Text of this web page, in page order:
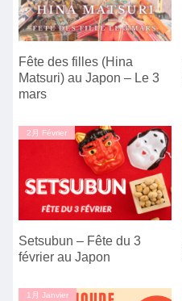
Fête des filles (Hina
Matsuri) au Japon – Le 3
mars
2月 Février
Setsubun – Fête du 3
février au Japon
1月 Janvier